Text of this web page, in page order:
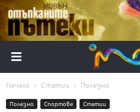
Начало Статии Полезно
Полезно Спортове Статии